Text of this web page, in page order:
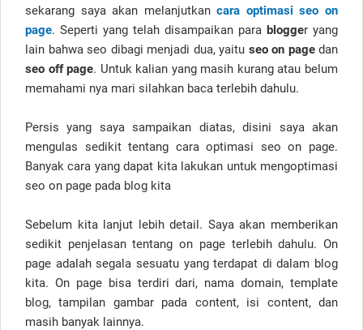
sekarang saya akan melanjutkancara optimasi seo on
page. Seperti yang telah disampaikan para blogger yang
lain bahwa seo dibagi menjadi dua, yaitu seo on pagedan
seo off page. Untuk kalian yang masih kurang atau belum
memahami nya mari silahkan baca terlebih dahulu.
Persis yang saya sampaikan diatas, disini saya akan
mengulas sedikit tentang cara optimasi seo on page.
Banyak cara yang dapat kita lakukan untuk mengoptimasi
seo on page pada blog kita
Sebelum kita lanjut lebih detail. Saya akan memberikan
sedikit penjelasan tentang on page terlebih dahulu. On
page adalah segala sesuatu yang terdapat di dalam blog
kita. On page bisa terdiri dari, nama domain, template
blog, tampilan gambar pada content, isi content, dan
masih banyak lainnya.